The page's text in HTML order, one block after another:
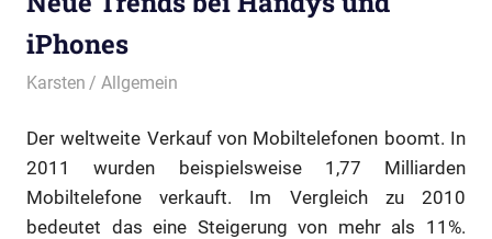
iPhones
30. Dezember 2013
Karsten Allgemein
Der weltweite Verkauf von Mobiltelefonen boomt. In
2011 wurden beispielsweise 1,77 Milliarden
Mobiltelefone verkauft. Im Vergleich zu 2010
bedeutet das eine Steigerung von mehr als 11%.